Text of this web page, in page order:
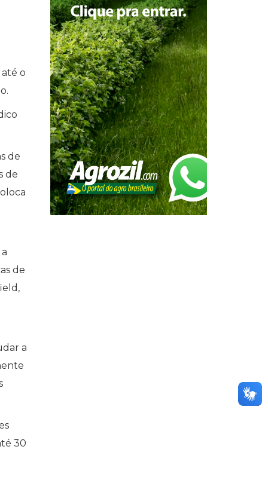
o
de
de
de
a
30